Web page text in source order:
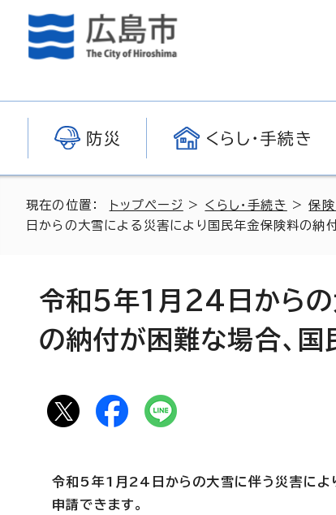
防災 くらし・手続き
現在の位置： トップページ > くらし・手続き >保険
日からの大雪による災害により国民年金保険料の納
令和5年1月24日からの
の納付が困難な場合、
令和5年1月24日からの大雪に伴う災害によ
申請できます。